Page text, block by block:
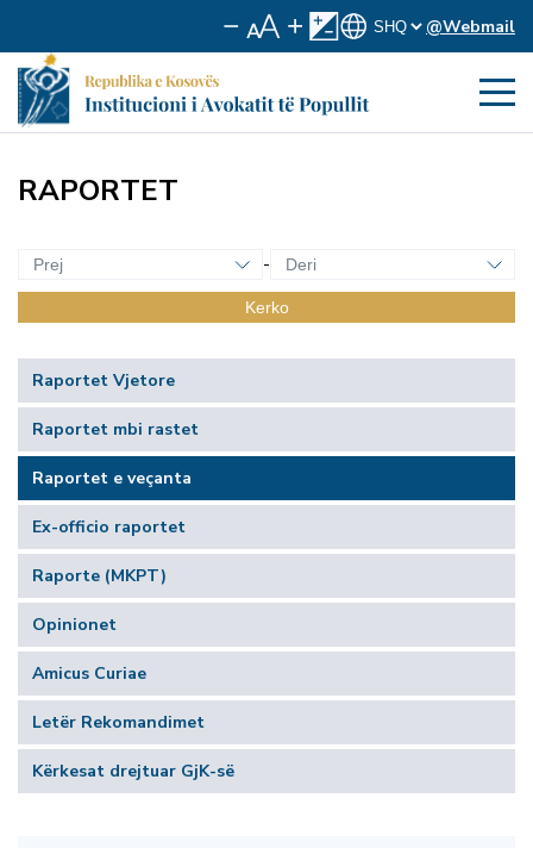
@Webmail
RAPORTET
-
Kerko
Raportet Vjetore
Raportet mbi rastet
Raportet e veçanta
Ex-officio raportet
Raporte (MKPT)
Opinionet
Amicus Curiae
Letër Rekomandimet
Kërkesat drejtuar GjK-së